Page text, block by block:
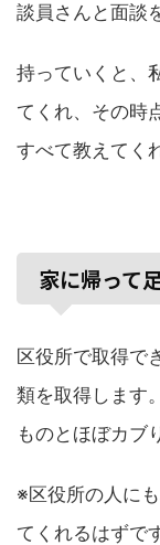
談員さんと面談
持っていくと、
てくれ、その時
すべて教えてく
家に帰って
区役所で取得で
類を取得します
ものとほぼカブ
※区役所の人に
てくれるはずで